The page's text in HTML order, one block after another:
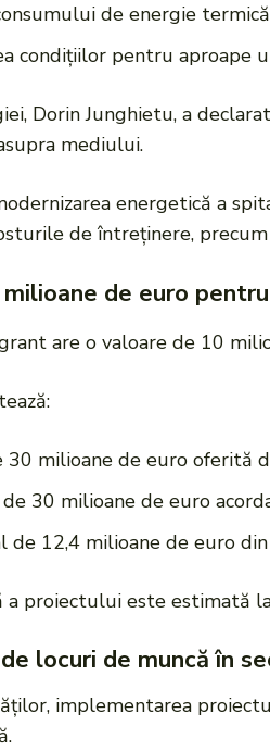
de energie
condițiilor pentru aproape
Dorin Junghietu, a
mediului.
energetică a
de întreținere,
de euro
are o valoare de 10
30 milioane de euro oferită
30 milioane de euro
de 12,4 milioane de euro
proiectului este estimată
locuri de muncă în
implementarea